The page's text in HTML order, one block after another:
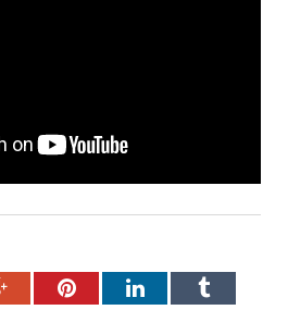
Google+PinterestLinkedInTumblr